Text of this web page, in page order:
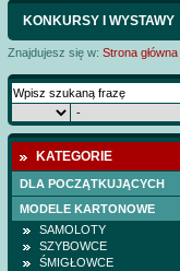
KONKURSY I WYSTAWY
Znajdujesz się w: Strona główna
KATEGORIE
DLA POCZĄTKUJĄCYCH
MODELE KARTONOWE
SAMOLOTY
SZYBOWCE
ŚMIGŁOWCE